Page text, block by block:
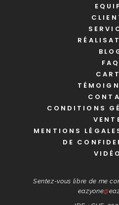
FAQ
CONDITIONS
MENTIONS
DE
Sentez-vous libre de me
eazyone@